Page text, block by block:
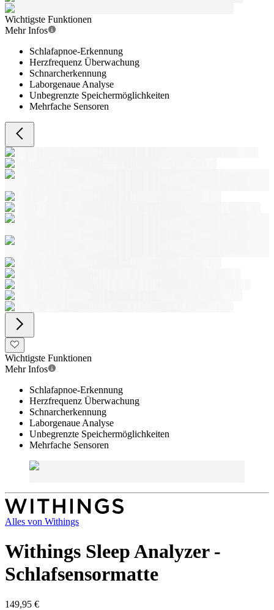
Wichtigste Funktionen
Mehr Infos
Schlafapnoe-Erkennung
Herzfrequenz Überwachung
Schnarcherkennung
Laborgenaue Analyse
Unbegrenzte Speichermöglichkeiten
Mehrfache Sensoren
Wichtigste Funktionen
Mehr Infos
Schlafapnoe-Erkennung
Herzfrequenz Überwachung
Schnarcherkennung
Laborgenaue Analyse
Unbegrenzte Speichermöglichkeiten
Mehrfache Sensoren
Alles von Withings
Withings Sleep Analyzer -
Schlafsensormatte
149,95 €